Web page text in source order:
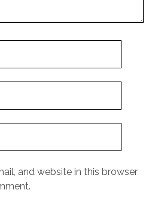
and website in this browser